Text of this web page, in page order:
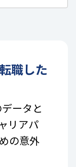
職した
ータと
リアパ
の意外